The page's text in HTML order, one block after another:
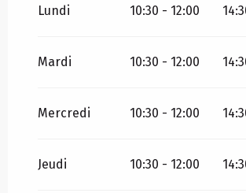
DU1 AVRIL 2026AU30 JUIN 2026
DU1 SEPTEMBRE 2026AU31
Lundi 10:30 - 12:00
Mardi 10:30 - 12:00
Mercredi 10:30 - 12:00
Jeudi 10:30 - 12:00